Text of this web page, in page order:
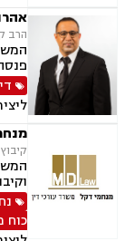
הרב קוק 8,